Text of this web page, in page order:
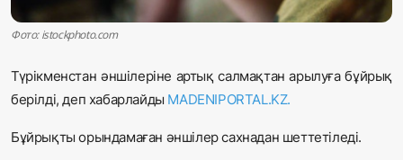
Әлем
Фото: istockphoto.com
Түрікменстан әншілеріне артық салмақтан арылуға бұйрық
берілді, деп хабарлайды MADENIPORTAL.KZ.
Бұйрықты орындамаған әншілер сахнадан шеттетіледі.